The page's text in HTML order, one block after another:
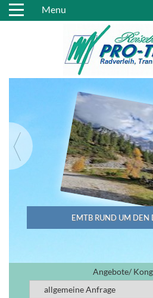
Menu
EMTB RUND UM DEN